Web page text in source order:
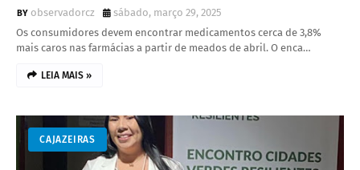
observadorcz
sábado, março 29, 2025
Os consumidores devem encontrar medicamentos cerca de 3,8%
mais caros nas farmácias a partir de meados de abril. O enca…
LEIA MAIS »
CAJAZEIRAS